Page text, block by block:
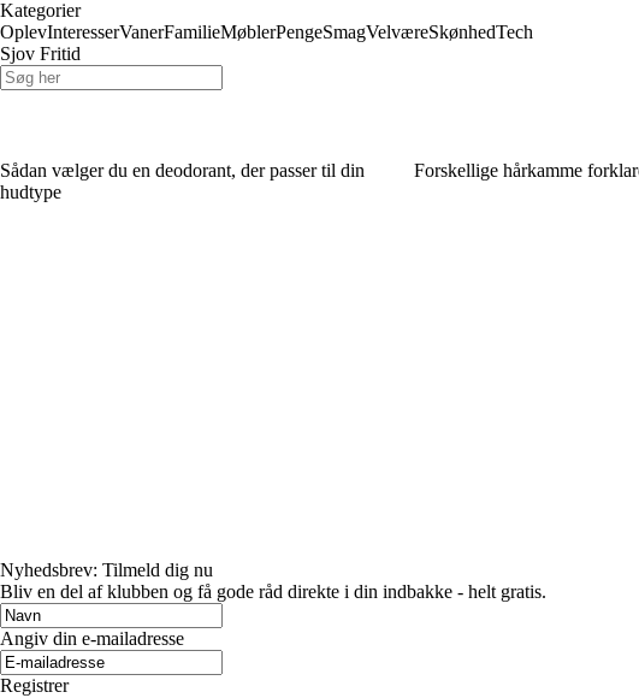
Kategorier
OplevInteresserVanerFamilieMøblerPengeSmagVelværeSkønhedTech
Sjov Fritid
Sådan vælger du en deodorant, der passer til din
hudtype
Forskellige hårkamme
Nyhedsbrev: Tilmeld dig nu
Bliv en del af klubben og få gode råd direkte i din indbakke - helt gratis.
Angiv din e-mailadresse
Registrer